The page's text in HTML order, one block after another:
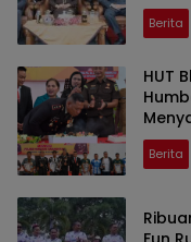
Berita
HUT
Berita